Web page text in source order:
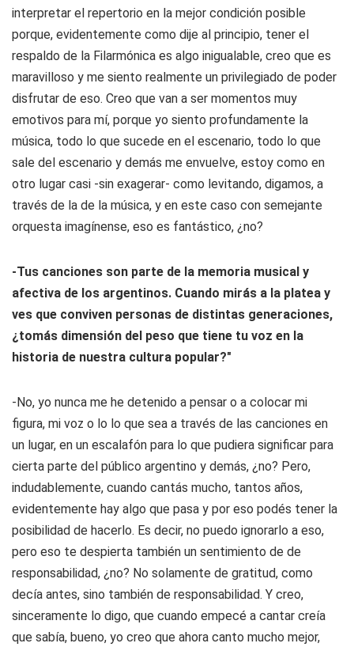
interpretar el repertorio en la mejor condición posible
porque, evidentemente como dije al principio, tener el
respaldo de la Filarmónica es algo inigualable, creo que es
maravilloso y me siento realmente un privilegiado de poder
disfrutar de eso. Creo que van a ser momentos muy
emotivos para mí, porque yo siento profundamente la
música, todo lo que sucede en el escenario, todo lo que
sale del escenario y demás me envuelve, estoy como en
otro lugar casi -sin exagerar- como levitando, digamos, a
través de la de la música, y en este caso con semejante
orquesta imagínense, eso es fantástico, ¿no?
-Tus canciones son parte de la memoria musical y
afectiva de los argentinos. Cuando mirás a la platea y
ves que conviven personas de distintas generaciones,
¿tomás dimensión del peso que tiene tu voz en la
historia de nuestra cultura popular?"
-No, yo nunca me he detenido a pensar o a colocar mi
figura, mi voz o lo lo que sea a través de las canciones en
un lugar, en un escalafón para lo que pudiera significar para
cierta parte del público argentino y demás, ¿no? Pero,
indudablemente, cuando cantás mucho, tantos años,
evidentemente hay algo que pasa y por eso podés tener la
posibilidad de hacerlo. Es decir, no puedo ignorarlo a eso,
pero eso te despierta también un sentimiento de de
responsabilidad, ¿no? No solamente de gratitud, como
decía antes, sino también de responsabilidad. Y creo,
sinceramente lo digo, que cuando empecé a cantar creía
que sabía, bueno, yo creo que ahora canto mucho mejor,